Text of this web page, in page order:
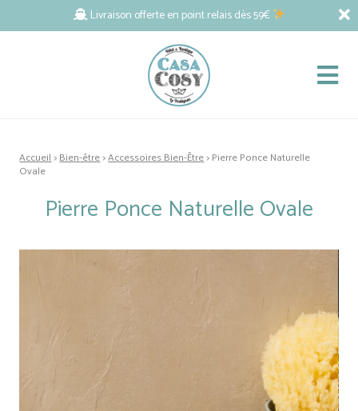
Livraison offerte en point relais dès 59€
Accueil>Bien-être>Accessoires Bien-Être> Pierre Ponce Naturelle
Ovale
Pierre Ponce Naturelle Ovale